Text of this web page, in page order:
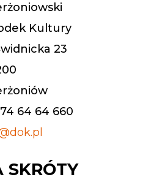
Kultury
23
64 64 660
SKRÓTY